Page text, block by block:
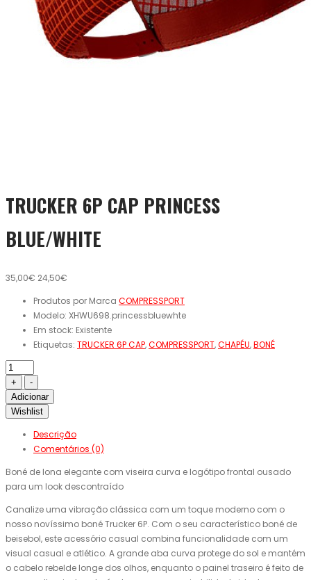
TRUCKER 6P CAP PRINCESS
BLUE/WHITE
35,00€ 24,50€
Produtos por Marca COMPRESSPORT
Modelo: XHWU698.princessbluewhte
Em stock: Existente
Etiquetas: TRUCKER 6P CAP,COMPRESSPORT,CHAPÉU,BONÉ
Adicionar
Wishlist
Descrição
Comentários (0)
Boné de lona elegante com viseira curva e logótipo frontal ousado
para um look descontraído
Canalize uma vibração clássica com um toque moderno com o
nosso novíssimo boné Trucker 6P. Com o seu característico boné de
beisebol, este acessório casual combina funcionalidade com um
visual casual e atlético. A grande aba curva protege do sol e mantém
o cabelo rebelde longe dos olhos, enquanto o painel traseiro é feito de